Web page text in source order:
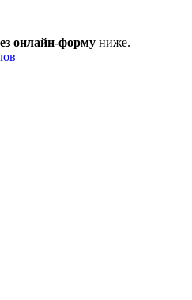
онлайн-форму ниже.